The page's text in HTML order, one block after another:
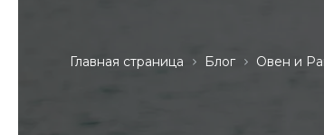
Главная страница Блог Овен и